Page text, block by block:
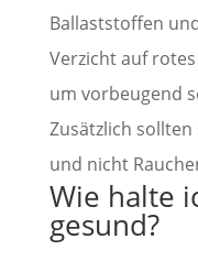
Ballaststoffen
Verzicht auf
um vorbeugend
Zusätzlich sollten
und nicht
Wie halte
gesund?